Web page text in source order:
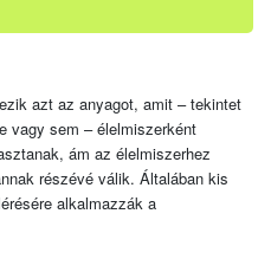
azt az anyagot, amit – tekintet
vagy sem – élelmiszerként
ám az élelmiszerhez
részévé válik. Általában kis
alkalmazzák a